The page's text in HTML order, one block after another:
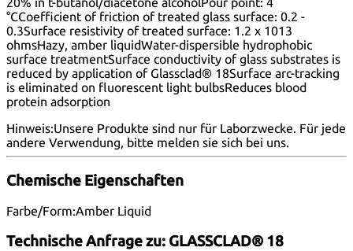
°CCoefficient of friction of treated glass surface: 0.2 -
0.3Surface resistivity of treated surface: 1.2 x 1013
ohmsHazy, amber liquidWater-dispersible hydrophobic
surface treatmentSurface conductivity of glass substrates is
reduced by application of Glassclad® 18Surface arc-tracking
is eliminated on fluorescent light bulbsReduces blood
protein adsorption
Hinweis:Unsere Produkte sind nur für Laborzwecke. Für jede
andere Verwendung, bitte melden sie sich bei uns.
Chemische Eigenschaften
Farbe/Form:Amber Liquid
Technische Anfrage zu: GLASSCLAD® 18